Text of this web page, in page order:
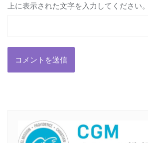
上に表示された文字を入力してください。